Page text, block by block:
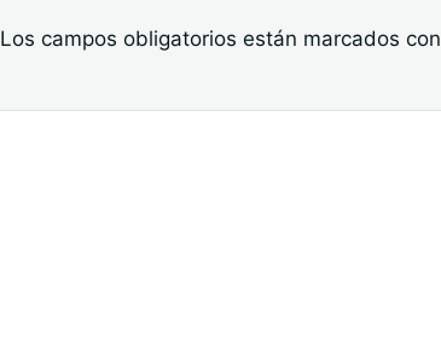
Los campos obligatorios están marcados con